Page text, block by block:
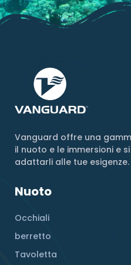
Vanguard offre una
il nuoto e le immersioni e
adattarli alle tue esigenze.
Nuoto
Occhiali
berretto
Tavoletta